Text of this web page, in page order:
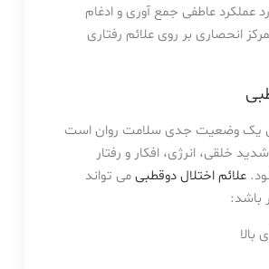
عملکرد عاطفی جمع آوری و ادغام
انحصاری بر روی علائم رفتاری
یک وضعیت جدی سلامت روان است
خلقی، انرژی، افکار و رفتار
علائم اختلال دوقطبیمی تواند
باشد:
بالا